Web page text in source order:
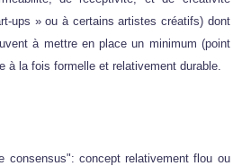
ups » ou à certains artistes créatifs) dont
à mettre en place un minimum (point
à la fois formelle et relativement durable.
consensus": concept relativement flou ou